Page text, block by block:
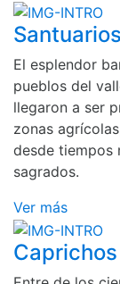
El esplendor
pueblos del
llegaron a ser
zonas
desde tiempos
sagrados.
Ver más